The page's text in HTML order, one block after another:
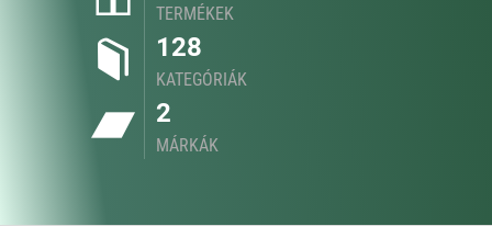
TERMÉKEK
128
KATEGÓRIÁK
2
MÁRKÁK